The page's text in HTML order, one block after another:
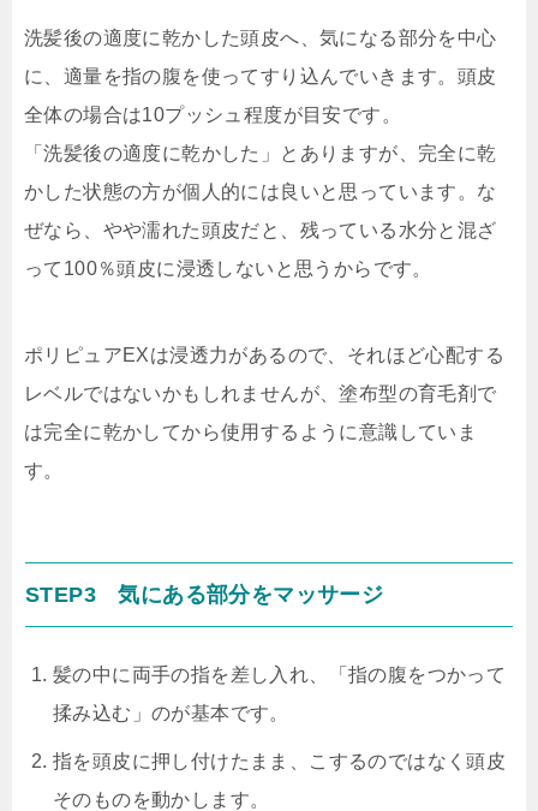
洗髪後の適度に乾かした頭皮へ、気になる部分を中心
に、適量を指の腹を使ってすり込んでいきます。頭皮
全体の場合は10プッシュ程度が目安です。
「洗髪後の適度に乾かした」とありますが、完全に乾
かした状態の方が個人的には良いと思っています。な
ぜなら、やや濡れた頭皮だと、残っている水分と混ざ
って100％頭皮に浸透しないと思うからです。
ポリピュアEXは浸透力があるので、それほど心配する
レベルではないかもしれませんが、塗布型の育毛剤で
は完全に乾かしてから使用するように意識していま
す。
STEP3 気にある部分をマッサージ
髪の中に両手の指を差し入れ、「指の腹をつかって
揉み込む」のが基本です。
指を頭皮に押し付けたまま、こするのではなく頭皮
そのものを動かします。